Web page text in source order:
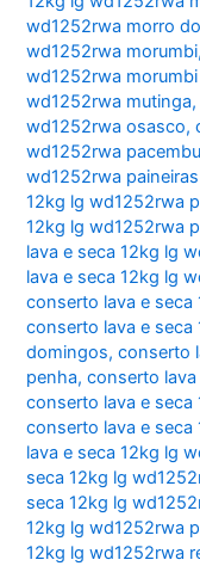
wd1252rwa morro
wd1252rwa morumbi
wd1252rwa
wd1252rwa mutinga
wd1252rwa osasco,
wd1252rwa pacembu
wd1252rwa
12kg lg wd1252rwa
12kg lg wd1252rwa
lava e seca 12kg lg
lava e seca 12kg lg
conserto lava e seca
conserto lava e
domingos,conserto
penha,conserto
conserto lava e
conserto lava e
lava e seca 12kg lg
seca 12kg lg
seca 12kg lg
12kg lg wd1252rwa
12kg lg wd1252rwa